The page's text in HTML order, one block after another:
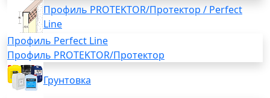
Профиль PROTEKTOR/Протектор / Perfect
Line
Профиль Perfect Line
Профиль PROTEKTOR/Протектор
Грунтовка